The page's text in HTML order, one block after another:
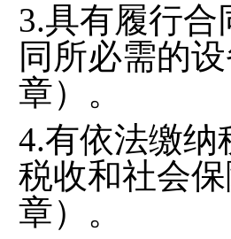
3.具有履行合
同所必需的
章） 。
4.有依法缴纳
税收和社会
章） 。